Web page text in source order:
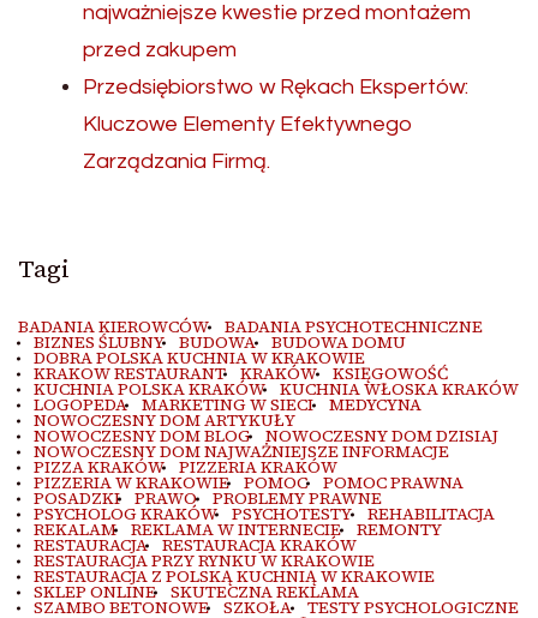
najważniejsze kwestie przed montażem
przed zakupem
Przedsiębiorstwo w Rękach Ekspertów:
Kluczowe Elementy Efektywnego
Zarządzania Firmą.
Tagi
BADANIA KIEROWCÓW BADANIA PSYCHOTECHNICZNE
BIZNES ŚLUBNY BUDOWA BUDOWA DOMU
DOBRA POLSKA KUCHNIA W KRAKOWIE
KRAKOW RESTAURANT KRAKÓW KSIĘGOWOŚĆ
KUCHNIA POLSKA KRAKÓW KUCHNIA WŁOSKA KRAKÓW
LOGOPEDA MARKETING W SIECI MEDYCYNA
NOWOCZESNY DOM ARTYKUŁY
NOWOCZESNY DOM BLOG NOWOCZESNY DOM DZISIAJ
NOWOCZESNY DOM NAJWAŻNIEJSZE INFORMACJE
PIZZA KRAKÓW PIZZERIA KRAKÓW
PIZZERIA W KRAKOWIE POMOC POMOC PRAWNA
POSADZKI PRAWO PROBLEMY PRAWNE
PSYCHOLOG KRAKÓW PSYCHOTESTY REHABILITACJA
REKALAM REKLAMA W INTERNECIE REMONTY
RESTAURACJA RESTAURACJA KRAKÓW
RESTAURACJA PRZY RYNKU W KRAKOWIE
RESTAURACJA Z POLSKĄ KUCHNIĄ W KRAKOWIE
SKLEP ONLINE SKUTECZNA REKLAMA
SZAMBO BETONOWE SZKOŁA TESTY PSYCHOLOGICZNE